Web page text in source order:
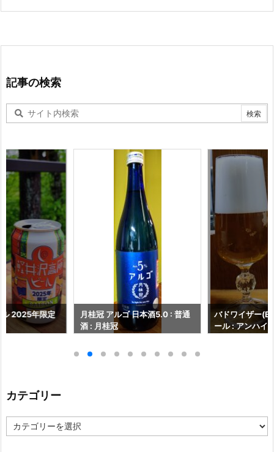
記事の検索
2025年限定
月桂冠 アルゴ 日本酒5.0 : 普通
酒 : 月桂冠
バドワイザー
ール : アンハイ
カテゴリー
テ